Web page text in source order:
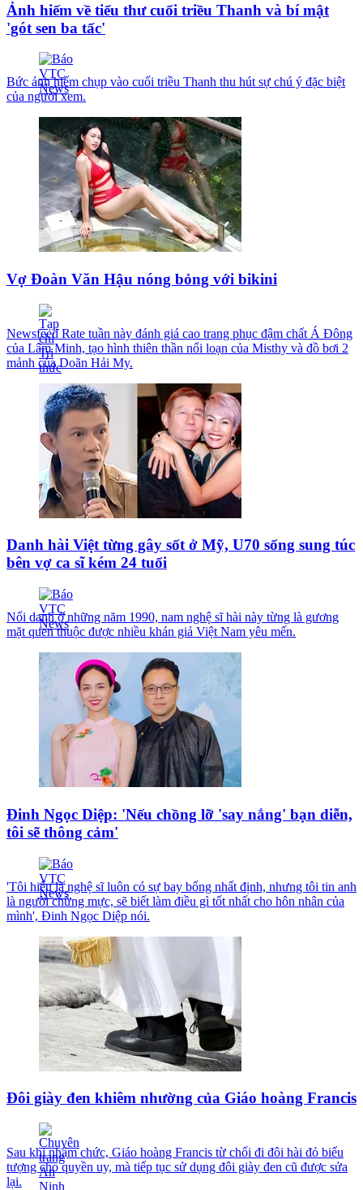
Ảnh hiếm về tiểu thư cuối triều Thanh và bí mật
'gót sen ba tấc'
Bức ảnh hiếm chụp vào cuối triều Thanh thu hút sự chú ý đặc biệt
của người xem.
Vợ Đoàn Văn Hậu nóng bỏng với bikini
Newsfeed Rate tuần này đánh giá cao trang phục đậm chất Á Đông
của Lâm Minh, tạo hình thiên thần nổi loạn của Misthy và đồ bơi 2
mảnh của Doãn Hải My.
Danh hài Việt từng gây sốt ở Mỹ, U70 sống sung túc
bên vợ ca sĩ kém 24 tuổi
Nổi danh ở những năm 1990, nam nghệ sĩ hài này từng là gương
mặt quen thuộc được nhiều khán giả Việt Nam yêu mến.
Đinh Ngọc Diệp: 'Nếu chồng lỡ 'say nắng' bạn diễn,
tôi sẽ thông cảm'
'Tôi hiểu là nghệ sĩ luôn có sự bay bổng nhất định, nhưng tôi tin anh
là người chừng mực, sẽ biết làm điều gì tốt nhất cho hôn nhân của
mình', Đinh Ngọc Diệp nói.
Đôi giày đen khiêm nhường của Giáo hoàng Francis
Sau khi nhậm chức, Giáo hoàng Francis từ chối đi đôi hài đỏ biểu
tượng cho quyền uy, mà tiếp tục sử dụng đôi giày đen cũ được sửa
lại.